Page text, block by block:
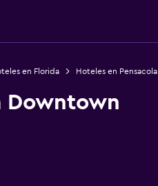
en Florida Hoteles en Pensacola
Downtown